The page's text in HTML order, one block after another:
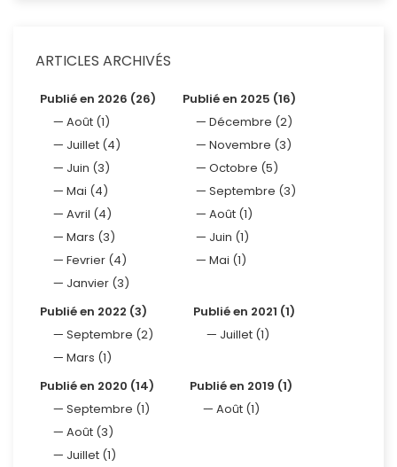
ARTICLES ARCHIVÉS
Publié en 2026 (26)
Août (1)
Juillet (4)
Juin (3)
Mai (4)
Avril (4)
Mars (3)
Fevrier (4)
Janvier (3)
Publié en 2025 (16)
Décembre (2)
Novembre (3)
Octobre (5)
Septembre (3)
Août (1)
Juin (1)
Mai (1)
Publié en 2022 (3)
Septembre (2)
Mars (1)
Publié en 2021 (1)
Juillet (1)
Publié en 2020 (14)
Septembre (1)
Août (3)
Juillet (1)
Publié en 2019 (1)
Août (1)